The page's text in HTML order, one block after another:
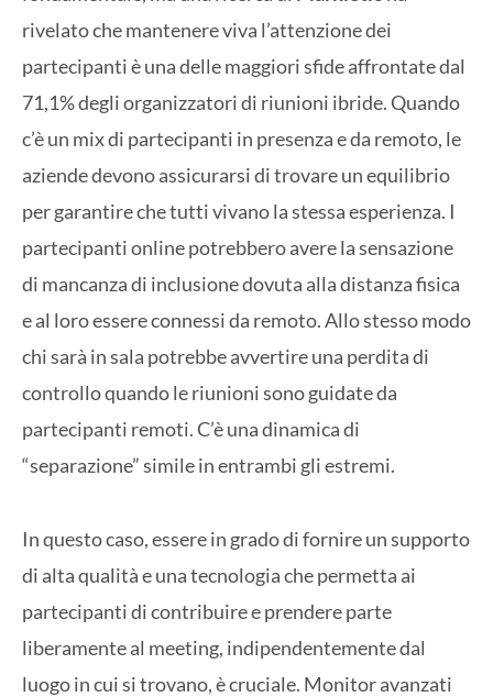
rivelato che mantenere viva l’attenzione dei
partecipanti è una delle maggiori sfide affrontate dal
71,1% degli organizzatori di riunioni ibride. Quando
c’è un mix di partecipanti in presenza e da remoto, le
aziende devono assicurarsi di trovare un equilibrio
per garantire che tutti vivano la stessa esperienza. I
partecipanti online potrebbero avere la sensazione
di mancanza di inclusione dovuta alla distanza fisica
e al loro essere connessi da remoto. Allo stesso modo
chi sarà in sala potrebbe avvertire una perdita di
controllo quando le riunioni sono guidate da
partecipanti remoti. C’è una dinamica di
“separazione” simile in entrambi gli estremi.
In questo caso, essere in grado di fornire un supporto
di alta qualità e una tecnologia che permetta ai
partecipanti di contribuire e prendere parte
liberamente al meeting, indipendentemente dal
luogo in cui si trovano, è cruciale. Monitor avanzati